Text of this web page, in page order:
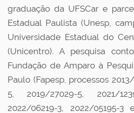
graduação da UFSCar e
Estadual Paulista (Unesp,
Universidade Estadual do
(Unicentro). A pesquisa
Fundação de Amparo à
Paulo (Fapesp, processos
5, 2019/27029-5, 2021/
2022/06219-3, 2022/05195-